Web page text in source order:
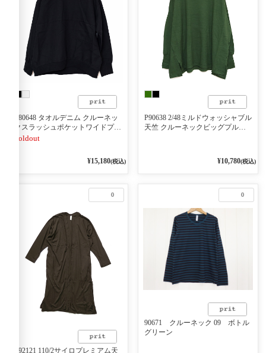
P80648 タオルデニム クルーネッ
クスラッシュポケットワイドプル
オーバー
Soldout
¥15,180(税込)
P90638 2/48ミルドウォッシャブル
天竺 クルーネックビッグプルオ
¥10,780(税込)
0
P92121 110/2サイロプレミアム天
0
90671 クルーネック 09 ボトル
グリーン